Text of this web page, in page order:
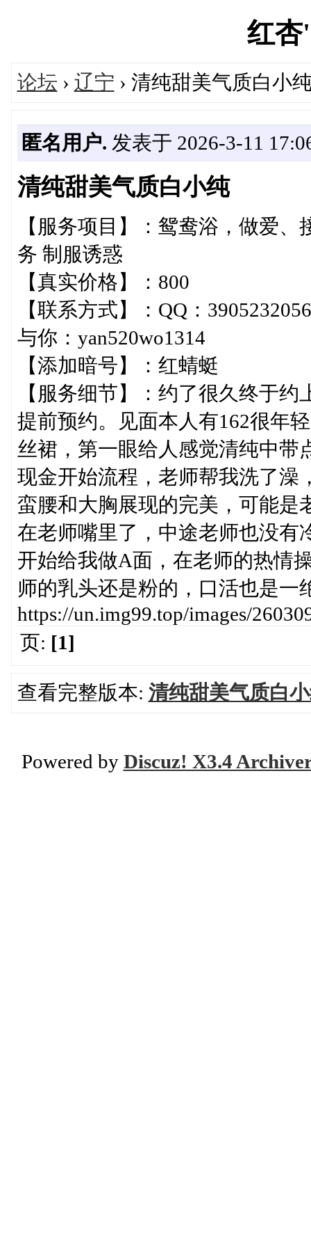
红杏
论坛 › 辽宁 › 清纯甜美气质白小
匿名用户. 发表于 2026-3-11
清纯甜美气质白小纯
【服务项目】：鸳鸯浴，做爱
务 制服诱惑
【真实价格】：800
【联系方式】：QQ：
与你：yan520wo1314
【添加暗号】：红蜻蜓
【服务细节】：约了很久终于
提前预约。见面本人有162很年
丝裙，第一眼给人感觉清纯中带
现金开始流程，老师帮我洗了澡
蛮腰和大胸展现的完美，可能是
在老师嘴里了，中途老师也没有
开始给我做A面，在老师的热情
师的乳头还是粉的，口活也是一
https://un.img99.top/images/
页: [1]
查看完整版本: 清纯甜美气质白
Powered by Discuz! X3.4